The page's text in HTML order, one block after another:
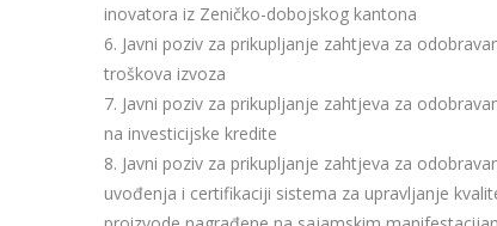
inovatora iz Zeničko-dobojskog kantona
6. Javni poziv za prikupljanje zahtjeva za
troškova izvoza
7. Javni poziv za prikupljanje zahtjeva za
na investicijske kredite
8. Javni poziv za prikupljanje zahtjeva za
uvođenja i certifikaciji sistema za upravljanje